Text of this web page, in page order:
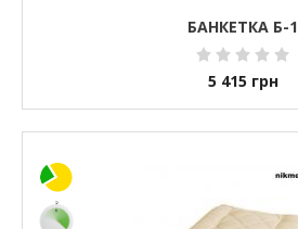
БАНКЕТКА Б-1
5 415 грн